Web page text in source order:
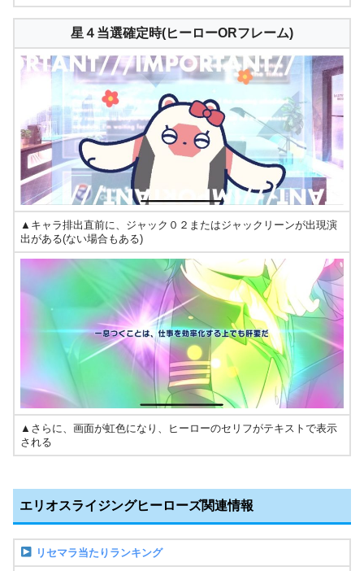
星４当選確定時(ヒーローORフレーム)
▲キャラ排出直前に、ジャック０２またはジャックリーンが出現演
出がある(ない場合もある)
▲さらに、画面が虹色になり、ヒーローのセリフがテキストで表示
される
エリオスライジングヒーローズ関連情報
リセマラ当たりランキング